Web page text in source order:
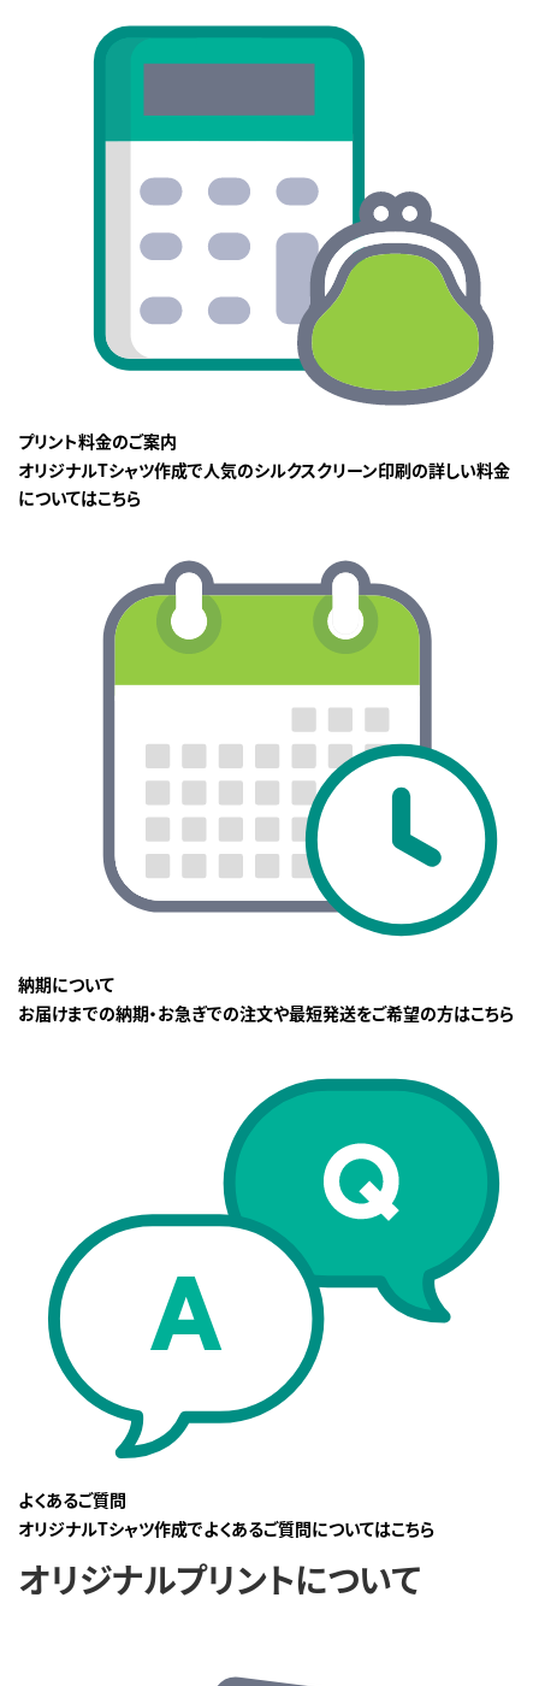
プリント料金のご案内
オリジナルTシャツ作成で人気のシルクスクリーン印刷の詳しい料金
についてはこちら
納期について
お届けまでの納期・お急ぎでの注文や最短発送をご希望の方はこちら
よくあるご質問
オリジナルTシャツ作成でよくあるご質問についてはこちら
オリジナルプリントについて